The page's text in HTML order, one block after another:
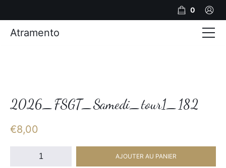
2026_FSGT_Samedi_tour1_182
€8,00
quantité
AJOUTER AU PANIER
0
Atramento
Photos